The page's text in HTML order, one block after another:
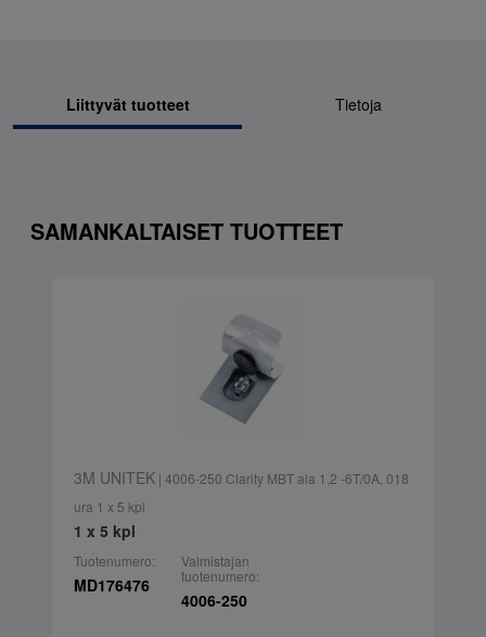
Liittyvät tuotteet Tietoja
SAMANKALTAISET TUOTTEET
3M UNITEK| 4006-250 Clarity MBT ala 1,2 -6T/0A, 018
ura 1 x 5 kpl
1 x 5 kpl
Tuotenumero:
MD176476
Valmistajan
tuotenumero:
4006-250